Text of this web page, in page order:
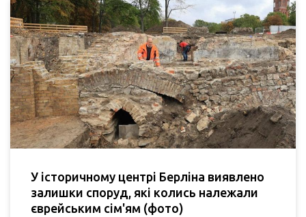
У історичному центрі Берліна виявлено
залишки споруд, які колись належали
єврейським сім'ям (фото)